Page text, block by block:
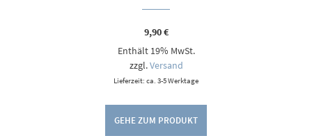
9,90€
Enthält 19% MwSt.
zzgl.Versand
Lieferzeit: ca. 3-5 Werktage
GEHE ZUM PRODUKT